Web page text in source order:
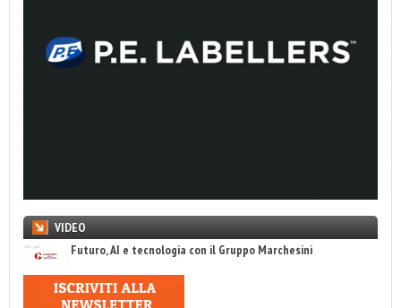
VIDEO
Futuro, AI e tecnologia con il Gruppo Marchesini